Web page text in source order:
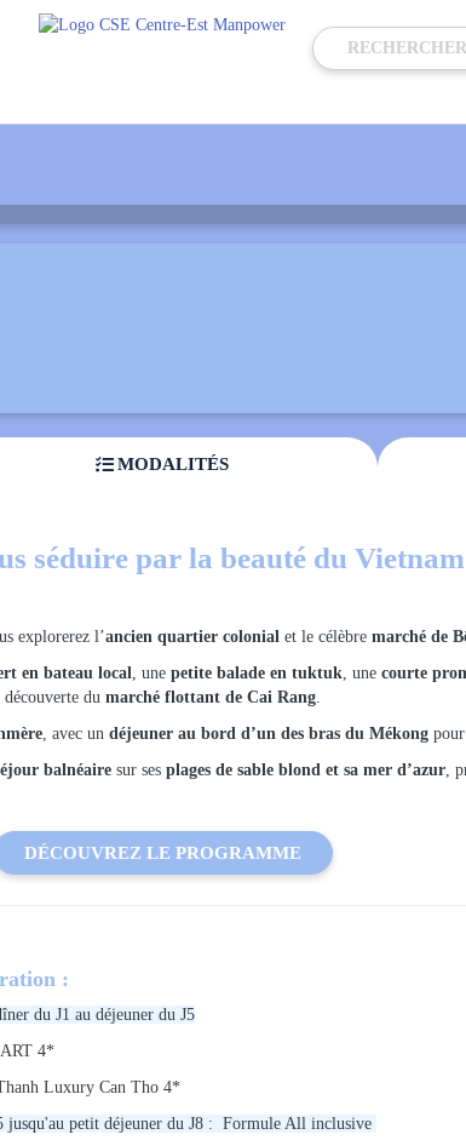
du Sud
 MODALITÉS
séduire par la beauté du
explorerez l’ancien quartier colonial et le célèbre marché de
en bateau local, une petite balade en tuktuk, une courte
découverte du marché flottant de Cai Rang.
, avec un déjeuner au bord d’un des bras du Mékongpour
balnéaire sur ses plages de sable blond et sa mer d’azur,
DÉCOUVREZ LE PROGRAMME
:
du J1 au déjeuner du J5
4*
Luxury Can Tho 4*
jusqu'au petit déjeuner du J8 : Formule All inclusive